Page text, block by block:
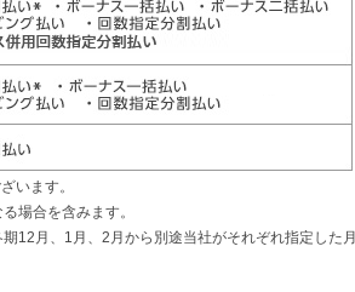
います。
場合を含みます。
12月、1月、2月から別途当社がそれぞれ指定した月